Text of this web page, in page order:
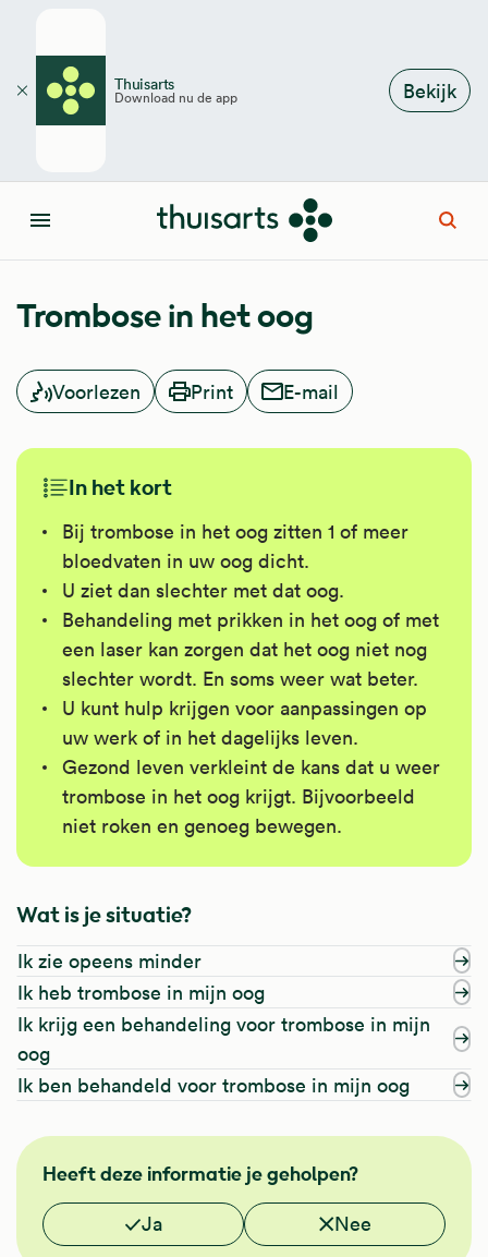
Thuisarts
Download nu de app Bekijk
Sluiten
Menu
Trombose in het oog
Voorlezen Print E-mail
In het kort
Bij trombose in het oog zitten 1 of meer
bloedvaten in uw oog dicht.
U ziet dan slechter met dat oog.
Behandeling met prikken in het oog of met
een laser kan zorgen dat het oog niet nog
slechter wordt. En soms weer wat beter.
U kunt hulp krijgen voor aanpassingen op
uw werk of in het dagelijks leven.
Gezond leven verkleint de kans dat u weer
trombose in het oog krijgt. Bijvoorbeeld
niet roken en genoeg bewegen.
Wat is je situatie?
Ik zie opeens minder
Ik heb trombose in mijn oog
Ik krijg een behandeling voor trombose in mijn
oog
Ik ben behandeld voor trombose in mijn oog
FMS
Heeft deze informatie je geholpen?
Vond je deze informatie nuttig?
Ja Nee